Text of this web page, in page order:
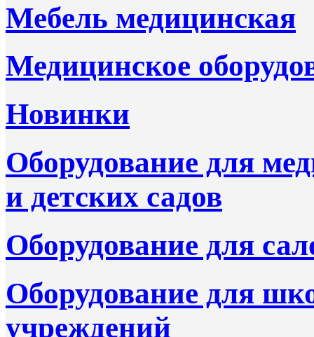
Мебель медицинская
Медицинское
Новинки
Оборудование для
и детских садов
Оборудование для
Оборудование для
учреждений